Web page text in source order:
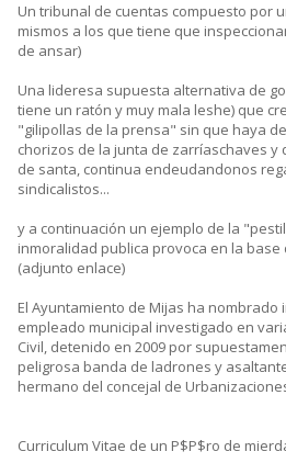
Un tribunal de cuentas compuesto por
mismos a los que tiene que
de ansar)
Una lideresa supuesta alternativa de
tiene un ratón y muy mala leshe) que
"gilipollas de la prensa" sin que haya
chorizos de la junta de zarríaschaves y
de santa, continua endeudandonos
sindicalistos...
y a continuación un ejemplo de la
inmoralidad publica provoca en la base
(adjunto enlace)
El Ayuntamiento de Mijas ha
empleado municipal investigado en
Civil, detenido en 2009 por
peligrosa banda de ladrones y
hermano del concejal de
Curriculum Vitae de un P$P$ro de